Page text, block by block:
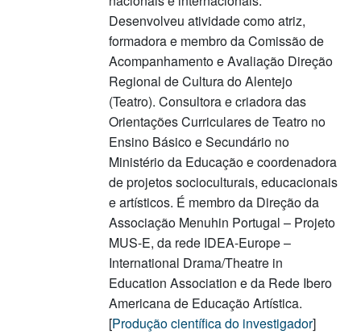
Desenvolveu atividade como atriz,
formadora e membro da Comissão de
Acompanhamento e Avaliação Direção
Regional de Cultura do Alentejo
(Teatro). Consultora e criadora das
Orientações Curriculares de Teatro no
Ensino Básico e Secundário no
Ministério da Educação e coordenadora
de projetos socioculturais, educacionais
e artísticos. É membro da Direção da
Associação Menuhin Portugal – Projeto
MUS-E, da rede IDEA-Europe –
International Drama/Theatre in
Education Association e da Rede Ibero
Americana de Educação Artística.
[Produção científica do investigador]